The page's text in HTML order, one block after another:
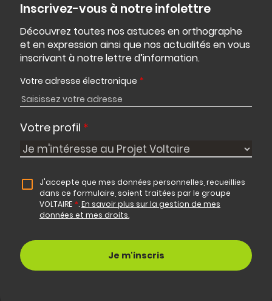
Inscrivez-vous à notre infolettre
Découvrez toutes nos astuces en orthographe
et en expression ainsi que nos actualités en vous
inscrivant à notre lettre d’information.
Votre adresse électronique *
Votre profil *
J'accepte que mes données personnelles, recueillies
dans ce formulaire, soient traitées par le groupe
VOLTAIRE *.En savoir plus sur la gestion de mes
données et mes droits.